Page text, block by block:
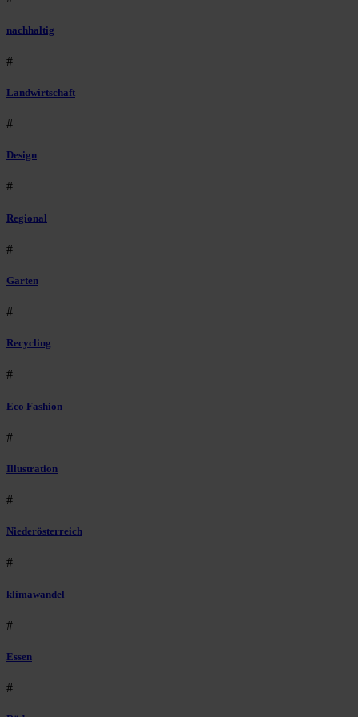
nachhaltig
#
Landwirtschaft
#
Design
#
Regional
#
Garten
#
Recycling
#
Eco Fashion
#
Illustration
#
Niederösterreich
#
klimawandel
#
Essen
#